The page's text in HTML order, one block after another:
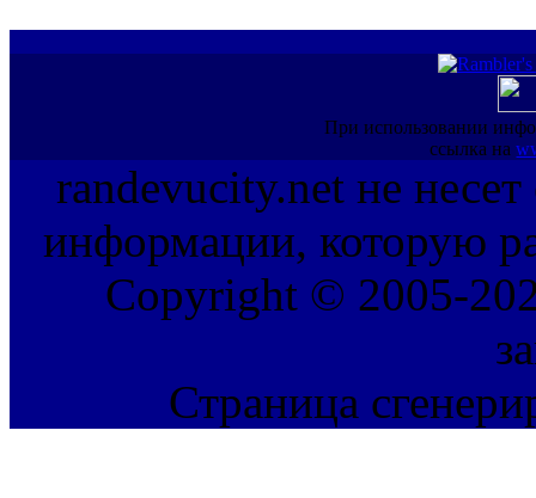
При использовании
ссылка на
randevucity.net не несет
информации, которую
Copyright © 2005-
Страница